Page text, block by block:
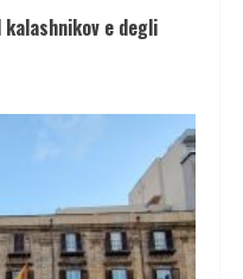
e degli